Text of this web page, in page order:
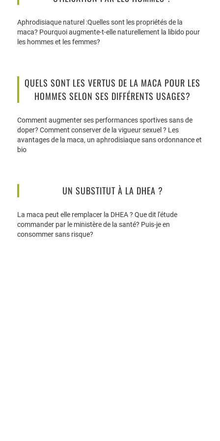
Aphrodisiaque naturel :Quelles sont les propriétés de la
maca? Pourquoi augmente-t-elle naturellement la libido pour
les hommes et les femmes?
QUELS SONT LES VERTUS DE LA MACA POUR LES
HOMMES SELON SES DIFFÉRENTS USAGES?
Comment augmenter ses performances sportives sans de
doper? Comment conserver de la vigueur sexuel ? Les
avantages de la maca, un aphrodisiaque sans ordonnance et
bio
UN SUBSTITUT À LA DHEA ?
La maca peut elle remplacer la DHEA ? Que dit l'étude
commander par le ministère de la santé? Puis-je en
consommer sans risque?